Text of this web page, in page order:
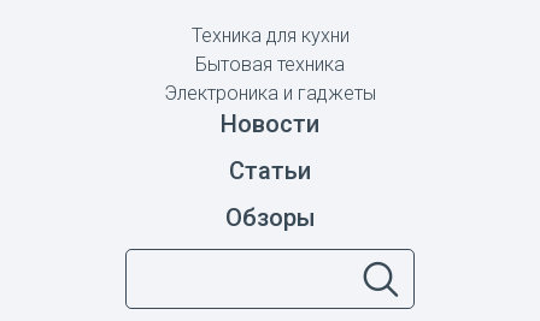
Техника для кухни
Бытовая техника
Электроника и гаджеты
Новости
Статьи
Обзоры